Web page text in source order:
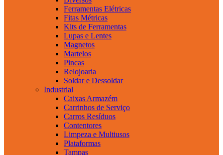
Ferramentas Elétricas
Fitas Métricas
Kits de Ferramentas
Lupas e Lentes
Magnetos
Martelos
Pincas
Relojoaria
Soldar e Dessoldar
Industrial
Caixas Armazém
Carrinhos de Serviço
Carros Resíduos
Contentores
Limpeza e Multiusos
Plataformas
Tampas